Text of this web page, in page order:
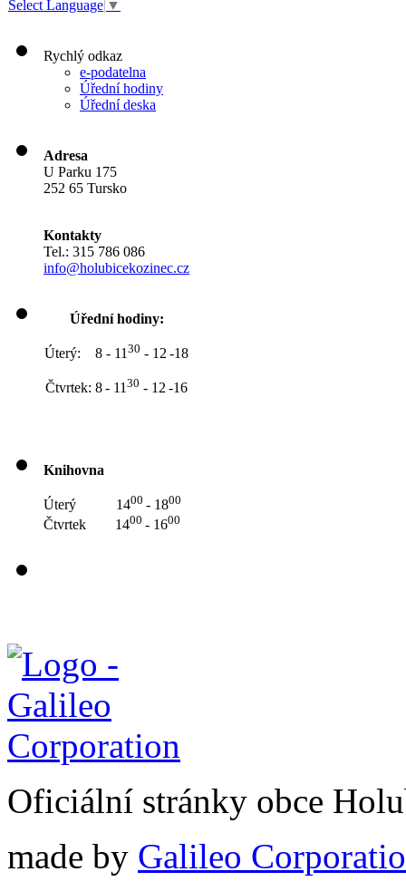
Select Language ▼
Rychlý odkaz
e-podatelna
Úřední hodiny
Úřední deska
Adresa
U Parku 175
252 65 Tursko
Kontakty
Tel.: 315 786 086
info@holubicekozinec.cz
Úřední hodiny:
Úterý: 8 - 1130 - 12-18
Čtvrtek: 8- 1130 - 12-16
Knihovna
Úterý 1400 - 1800
Čtvrtek 1400 - 1600
Oficiální stránky obce
made by Galileo